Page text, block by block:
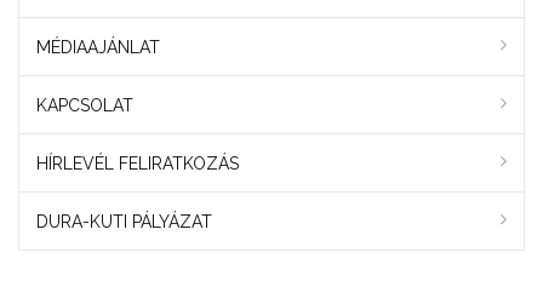
MÉDIAAJÁNLAT
KAPCSOLAT
HÍRLEVÉL FELIRATKOZÁS
DURA-KUTI PÁLYÁZAT